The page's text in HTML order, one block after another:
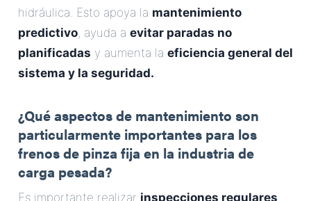
hidráulica. Esto apoya la mantenimiento
predictivo, ayuda a evitar paradas no
planificadas y aumenta la eficiencia general del
sistema y la seguridad..
¿Qué aspectos de mantenimiento son
particularmente importantes para los
frenos de pinza fija en la industria de
carga pesada?
Es importante realizar inspecciones regulares